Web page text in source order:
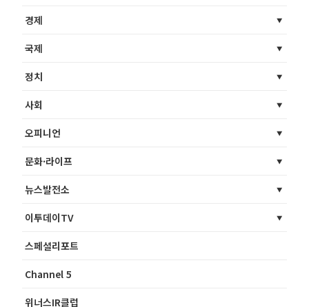
경제
국제
정치
사회
오피니언
문화·라이프
뉴스발전소
이투데이TV
스페셜리포트
Channel 5
위너스IR클럽